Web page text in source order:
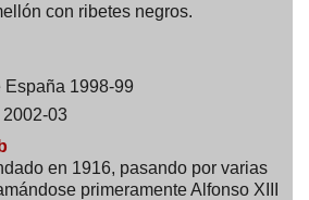
con ribetes negros.
España 1998-99
03
en 1916, pasando por varias
primeramente Alfonso XIII